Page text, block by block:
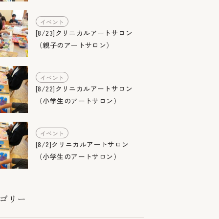
イベント
[8/23]クリニカルアートサロン
（親子のアートサロン）
イベント
[8/22]クリニカルアートサロン
（小学生のアートサロン）
イベント
[8/2]クリニカルアートサロン
（小学生のアートサロン）
リー